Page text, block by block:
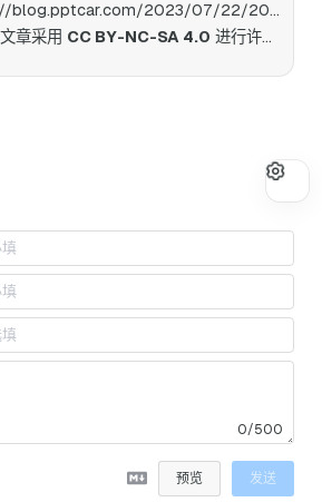
2023/07/22/2023-07-22-k8s-setup-guide/
章采用 CC BY-NC-SA 4.0 进行许可。
0/500
预览 发送